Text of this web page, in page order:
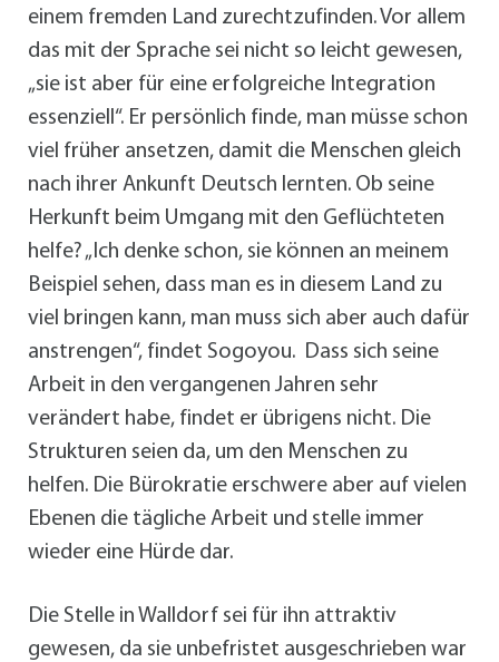
einem fremden Land zurechtzufinden. Vor allem
das mit der Sprache sei nicht so leicht gewesen,
„sie ist aber für eine erfolgreiche Integration
essenziell“. Er persönlich finde, man müsse schon
viel früher ansetzen, damit die Menschen gleich
nach ihrer Ankunft Deutsch lernten. Ob seine
Herkunft beim Umgang mit den Geflüchteten
helfe? „Ich denke schon, sie können an meinem
Beispiel sehen, dass man es in diesem Land zu
viel bringen kann, man muss sich aber auch dafür
anstrengen“, findet Sogoyou. Dass sich seine
Arbeit in den vergangenen Jahren sehr
verändert habe, findet er übrigens nicht. Die
Strukturen seien da, um den Menschen zu
helfen. Die Bürokratie erschwere aber auf vielen
Ebenen die tägliche Arbeit und stelle immer
wieder eine Hürde dar.
Die Stelle in Walldorf sei für ihn attraktiv
gewesen, da sie unbefristet ausgeschrieben war